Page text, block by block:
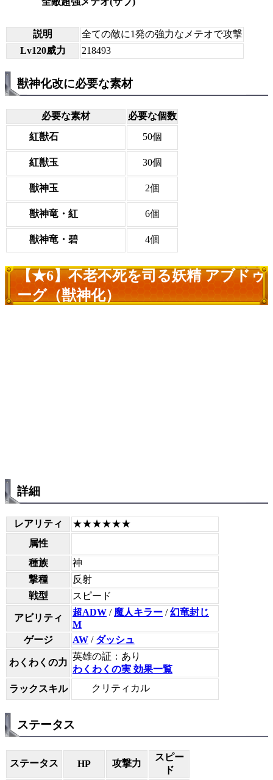
説明
全ての敵に1発の強力なメテオで攻撃
Lv120威力
218493
獣神化改に必要な素材
必要な素材
必要な個数
紅獣石
50個
紅獣玉 30個
獣神玉 2個
獣神竜・紅 6個
獣神竜・碧 4個
【★6】不老不死を司る妖精 アブドゥ
ーグ（獣神化）
詳細
レアリティ
★★★★★★
属性
種族
神
撃種
反射
戦型
スピード
アビリティ
超ADW / 魔人キラー /幻竜封じ
M
ゲージ
AW / ダッシュ
わくわくの力
英雄の証：あり
わくわくの実 効果一覧
ラックスキル
クリティカル
ステータス
ステータス HP 攻撃力
スピー
ド